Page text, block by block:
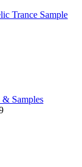
Trance Sample
Samples